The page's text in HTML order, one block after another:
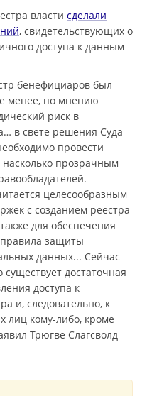
власти сделали
, свидетельствующих о
доступа к данным
бенефициаров был
менее, по мнению
риск в
в свете решения Суда
провести
прозрачным
целесообразным
с созданием реестра
для обеспечения
защиты
данных... Сейчас
достаточная
доступа к
и, следовательно, к
лиц кому-либо, кроме
Трюгве Слагсволд